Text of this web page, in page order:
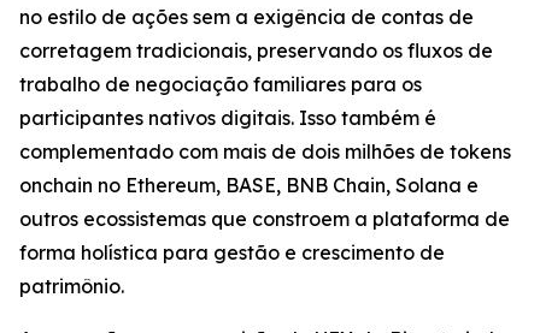
no estilo de ações sem a exigência de contas de
corretagem tradicionais, preservando os fluxos de
trabalho de negociação familiares para os
participantes nativos digitais. Isso também é
complementado com mais de dois milhões de tokens
onchain no Ethereum, BASE, BNB Chain, Solana e
outros ecossistemas que constroem a plataforma de
forma holística para gestão e crescimento de
patrimônio.